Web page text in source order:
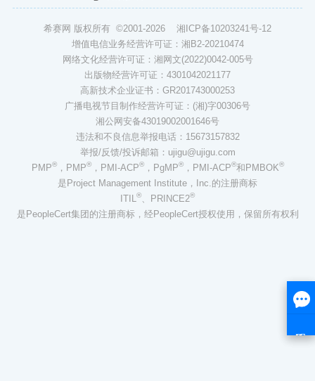
希赛网 版权所有 ©2001-2026 湘ICP备10203241号-12
增值电信业务经营许可证：湘B2-20210474
网络文化经营许可证：湘网文(2022)0042-005号
出版物经营许可证：4301042021177
高新技术企业证书：GR201743000253
广播电视节目制作经营许可证：(湘)字00306号
湘公网安备43019002001646号
违法和不良信息举报电话：15673157832
举报/反馈/投诉邮箱：ujigu@ujigu.com
PMP®，PMP®，PMI-ACP®，PgMP®，PMI-ACP®和PMBOK®
是Project Management Institute，Inc.的注册商标
ITIL®、PRINCE2®
是PeopleCert集团的注册商标，经PeopleCert授权使用，保留所有权利